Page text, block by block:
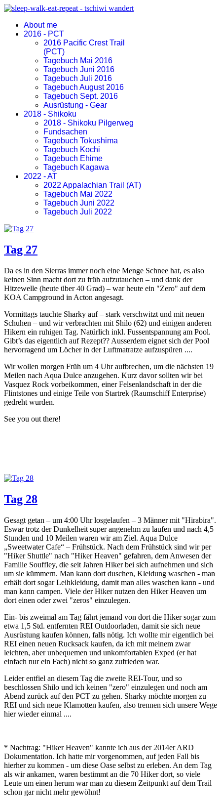
About me
2016 - PCT
2016 Pacific Crest Trail
(PCT)
Tagebuch Mai 2016
Tagebuch Juni 2016
Tagebuch Juli 2016
Tagebuch August 2016
Tagebuch Sept. 2016
Ausrüstung - Gear
2018 - Shikoku
2018 - Shikoku Pilgerweg
Fundsachen
Tagebuch Tokushima
Tagebuch Kōchi
Tagebuch Ehime
Tagebuch Kagawa
2022 - AT
2022 Appalachian Trail (AT)
Tagebuch Mai 2022
Tagebuch Juni 2022
Tagebuch Juli 2022
Tag 27
Da es in den Sierras immer noch eine Menge Schnee hat, es also
keinen Sinn macht dort zu früh aufzutauchen – und dank der
Hitzewelle (heute über 40 Grad) – war heute ein "Zero" auf dem
KOA Campground in Acton angesagt.
Vormittags tauchte Sharky auf – stark verschwitzt und mit neuen
Schuhen – und wir verbrachten mit Shilo (62) und einigen anderen
Hikern ein ruhigen Tag. Natürlich inkl. Fussentspannung am Pool.
Gibt’s das eigentlich auf Rezept?? Ausserdem eignet sich der Pool
hervorragend um Löcher in der Luftmatratze aufzuspüren ....
Wir wollen morgen Früh um 4 Uhr aufbrechen, um die nächsten 19
Meilen nach Aqua Dulce anzugehen. Kurz davor sollten wir bei
Vasquez Rock vorbeikommen, einer Felsenlandschaft in der die
Flintstones und einige Teile von Startrek (Raumschiff Enterprise)
gedreht wurden.
See you out there!
Tag 28
Gesagt getan – um 4:00 Uhr losgelaufen – 3 Männer mit "Hirabira".
Eswar trotz der Dunkelheit super angenehm zu laufen und nach 4,5
Stunden und 10 Meilen waren wir am Ziel. Aqua Dulce
„Sweetwater Cafe“ – Frühstück. Nach dem Frühstück sind wir per
"Hiker Shuttle" nach "Hiker Heaven" gefahren, dem Anwesen der
Familie Souffley, die seit Jahren Hiker bei sich aufnehmen und sich
um sie kümmern. Man kann dort duschen, Kleidung waschen - man
erhält dort sogar Leihkleidung, damit man alles waschen kann - und
man kann campen. Viele der Hiker nutzen den Hiker Heaven um
dort einen oder zwei "zeros" einzulegen.
Ein- bis zweimal am Tag fährt jemand von dort die Hiker sogar zum
etwa 1,5 Std. entfernten REI Outdoorladen, damit sie sich neue
Ausrüstung kaufen können, falls nötig. Ich wollte mir eigentlich bei
REI einen neuen Rucksack kaufen, da ich mit meinem zwar
leichten, aber unbequemen und unkomfortablen Exped (er hat
einfach nur ein Fach) nicht so ganz zufrieden war.
Leider entfiel an diesem Tag die zweite REI-Tour, und so
beschlossen Shilo und ich keinen "zero" einzulegen und noch am
Abend zurück auf den PCT zu gehen. Sharky möchte morgen zu
REI und sich neue Klamotten kaufen, also trennen sich unsere Wege
hier wieder einmal ....
* Nachtrag: "Hiker Heaven" kannte ich aus der 2014er ARD
Dokumentation. Ich hatte mir vorgenommen, auf jeden Fall bis
hierher zu kommen - um diese Oase selbst zu erleben. An dem Tag
als wir ankamen, waren bestimmt an die 70 Hiker dort, so viele
Leute um einen herum war man zu diesem Zeitpunkt auf dem Trail
schon gar nicht mehr gewöhnt!